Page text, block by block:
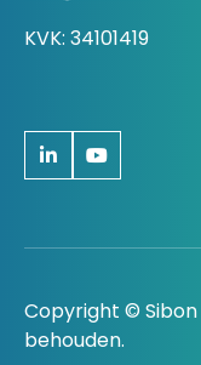
KVK: 34101419
Copyright ©
behouden.